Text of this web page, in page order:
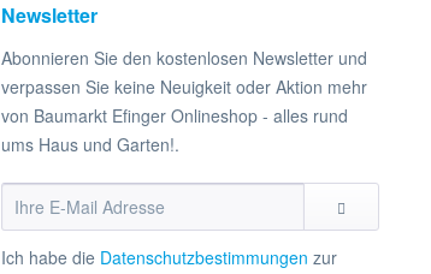
Newsletter
Abonnieren Sie den kostenlosen Newsletter und
verpassen Sie keine Neuigkeit oder Aktion mehr
von Baumarkt Efinger Onlineshop - alles rund
ums Haus und Garten!.
Ich habe die Datenschutzbestimmungen zur